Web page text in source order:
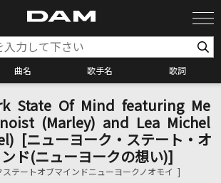
曲名 歌手名 歌詞
カラオケ検索
カラオケ店舗検索
State Of Mind featuring Me
(Marley) and Lea Michel
[ニューヨーク・ステート・オ
ド(ニューヨークの想い)]
ステートオブマインドニューヨークノオモイ ]